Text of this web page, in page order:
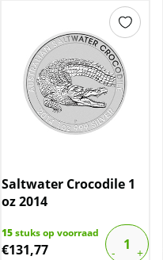
Saltwater Crocodile 1
oz 2014
15stuks op voorraad
€131,77